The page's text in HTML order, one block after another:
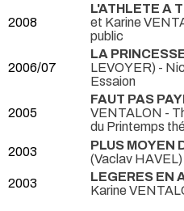
2008
L'ATHLETE A
et Karine
public
2006/07
LA
LEVOYER) -
Essaion
2005
FAUT PAS
VENTALON -
du Printemps
2003
PLUS MOYEN
(Vaclav
2003
LEGERES EN
Karine